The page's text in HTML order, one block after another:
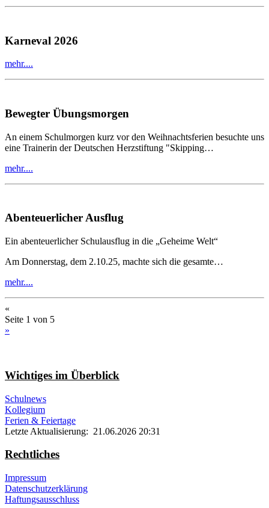
Karneval 2026
mehr....
Bewegter Übungsmorgen
An einem Schulmorgen kurz vor den Weihnachtsferien besuchte uns
eine Trainerin der Deutschen Herzstiftung "Skipping…
mehr....
Abenteuerlicher Ausflug
Ein abenteuerlicher Schulausflug in die „Geheime Welt“
Am Donnerstag, dem 2.10.25, machte sich die gesamte…
mehr....
«
Seite 1 von 5
»
Wichtiges im Überblick
Schulnews
Kollegium
Ferien & Feiertage
Letzte Aktualisierung: 21.06.2026 20:31
Rechtliches
Impressum
Datenschutzerklärung
Haftungsausschluss